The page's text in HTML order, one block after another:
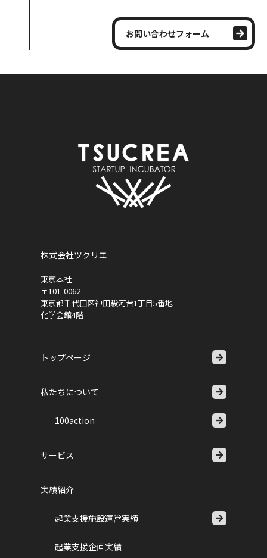
お問い合わせフォーム
株式会社ツクリエ
東京本社
〒101-0062
東京都千代田区神田駿河台1丁目5番地
化学会館4階
トップページ
私たちについて
100action
サービス
実績紹介
起業支援施設運営実績
起業支援企画実績